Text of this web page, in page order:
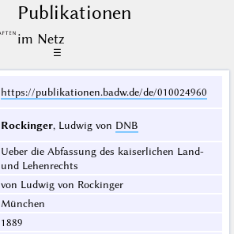
Publikationen
im Netz
☰
https://publikationen.badw.de/de/010024960
Rockinger, Ludwig von DNB
Ueber die Abfassung des kaiserlichen Land-
und Lehenrechts
von Ludwig von Rockinger
München
1889